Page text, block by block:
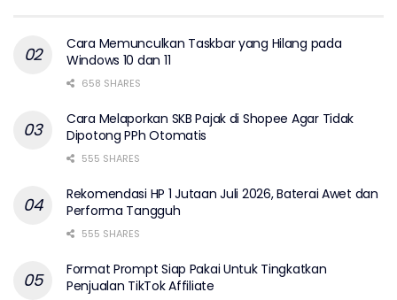
Cara Memunculkan Taskbar yang Hilang pada
Windows 10 dan 11
658 SHARES
Cara Melaporkan SKB Pajak di Shopee Agar Tidak
Dipotong PPh Otomatis
555 SHARES
Rekomendasi HP 1 Jutaan Juli 2026, Baterai Awet dan
Performa Tangguh
555 SHARES
Format Prompt Siap Pakai Untuk Tingkatkan
Penjualan TikTok Affiliate